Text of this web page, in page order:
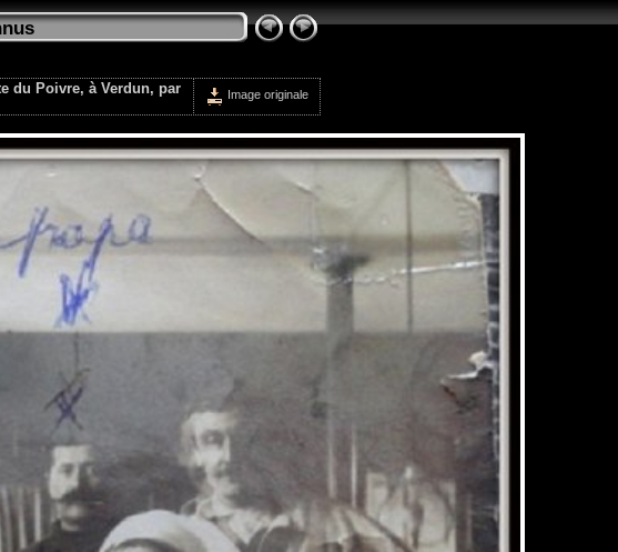
du Poivre, à Verdun, par
Image originale